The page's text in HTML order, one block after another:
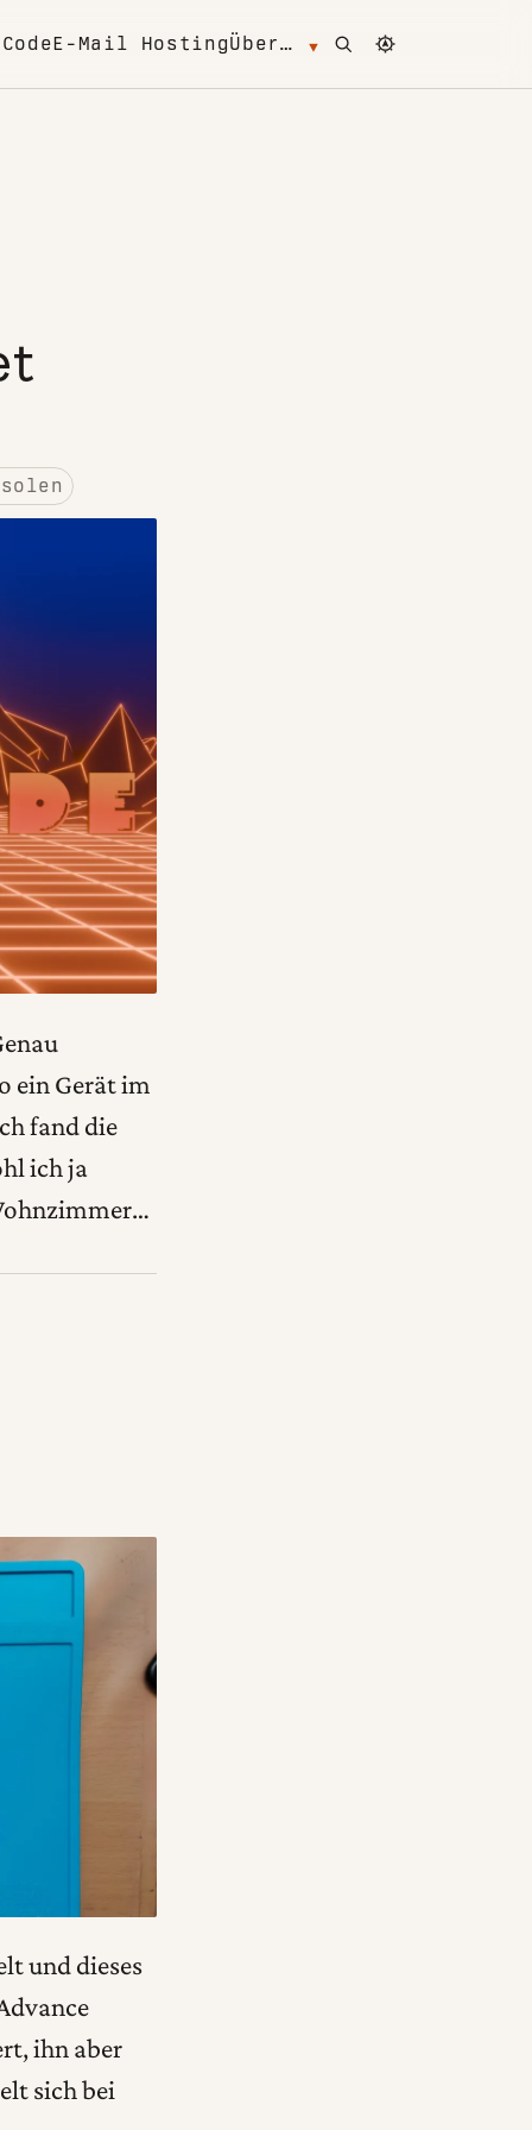
CodeE-Mail HostingÜber… Open search
Change color
ein Gerät im
fand die
ich ja
und dieses
ihn aber
sich bei